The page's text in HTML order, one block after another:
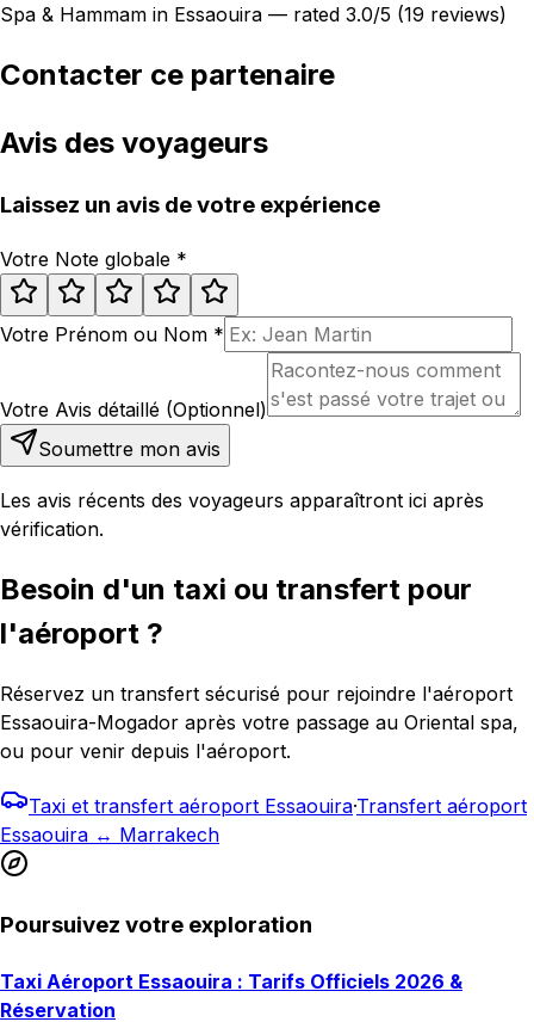
Spa & Hammam in Essaouira — rated 3.0/5 (19 reviews)
Contacter ce partenaire
Avis des voyageurs
Laissez un avis de votre expérience
Votre Note globale *
Votre Prénom ou Nom *
Votre Avis détaillé (Optionnel)
Soumettre mon avis
Les avis récents des voyageurs apparaîtront ici après
vérification.
Besoin d'un taxi ou transfert pour
l'aéroport ?
Réservez un transfert sécurisé pour rejoindre l'aéroport
Essaouira-Mogador après votre passage au Oriental spa,
ou pour venir depuis l'aéroport.
Taxi et transfert aéroport Essaouira·Transfert aéroport
Essaouira ↔ Marrakech
Poursuivez votre exploration
Taxi Aéroport Essaouira : Tarifs Officiels 2026 &
Réservation